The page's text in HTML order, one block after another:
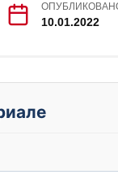
10.01.2022